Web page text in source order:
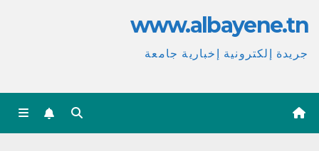
www.albayene.tn
جريدة إلكترونية إخبارية جامعة